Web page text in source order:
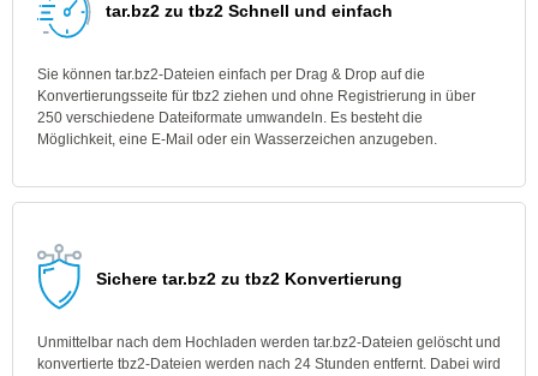
tar.bz2 zu tbz2 Schnell und einfach
Sie können tar.bz2-Dateien einfach per Drag & Drop auf die
Konvertierungsseite für tbz2 ziehen und ohne Registrierung in über
250 verschiedene Dateiformate umwandeln. Es besteht die
Möglichkeit, eine E-Mail oder ein Wasserzeichen anzugeben.
Sichere tar.bz2 zu tbz2 Konvertierung
Unmittelbar nach dem Hochladen werden tar.bz2-Dateien gelöscht und
konvertierte tbz2-Dateien werden nach 24 Stunden entfernt. Dabei wird